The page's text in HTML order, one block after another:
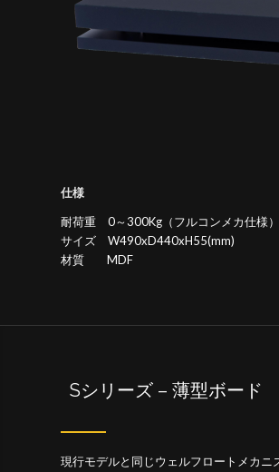
仕様
耐荷重 0～300Kg（フルコンメカ仕様）
サイズ W490xD440xH55(mm)
材質 MDF
Sシリーズ – 薄型ボード
現行モデルと同じウェルフロートメカニ